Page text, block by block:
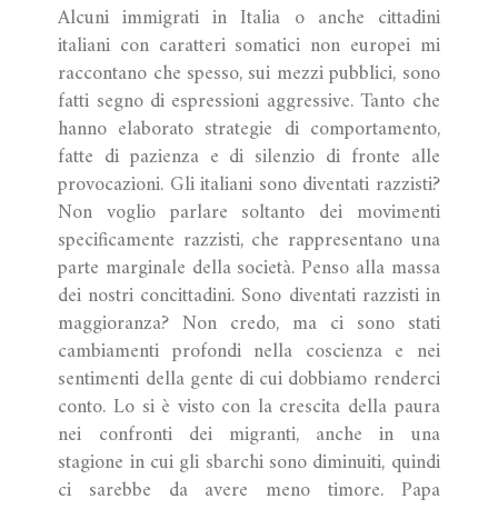
Alcuni immigrati in Italia o anche cittadini
italiani con caratteri somatici non europei mi
raccontano che spesso, sui mezzi pubblici, sono
fatti segno di espressioni aggressive. Tanto che
hanno elaborato strategie di comportamento,
fatte di pazienza e di silenzio di fronte alle
provocazioni. Gli italiani sono diventati razzisti?
Non voglio parlare soltanto dei movimenti
specificamente razzisti, che rappresentano una
parte marginale della società. Penso alla massa
dei nostri concittadini. Sono diventati razzisti in
maggioranza? Non credo, ma ci sono stati
cambiamenti profondi nella coscienza e nei
sentimenti della gente di cui dobbiamo renderci
conto. Lo si è visto con la crescita della paura
nei confronti dei migranti, anche in una
stagione in cui gli sbarchi sono diminuiti, quindi
ci sarebbe da avere meno timore. Papa